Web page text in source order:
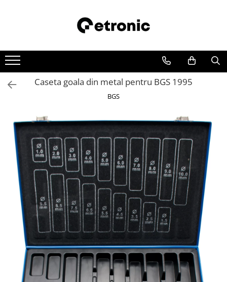
Caseta goala din metal pentru BGS 1995
BGS